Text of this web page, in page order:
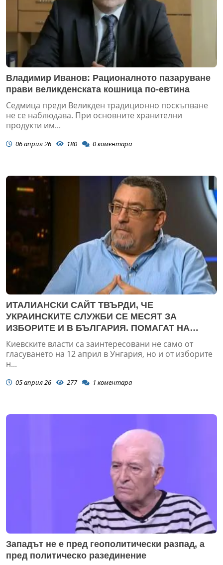
Владимир Иванов: Рационалното пазаруване
прави великденската кошница по-евтина
Седмица преди Великден традиционно поскъпване
не се наблюдава. При основните хранителни
продукти им...
06 април 26 180 0коментара
ИТАЛИАНСКИ САЙТ ТВЪРДИ, ЧЕ
УКРАИНСКИТЕ СЛУЖБИ СЕ МЕСЯТ ЗА
ИЗБОРИТЕ И В БЪЛГАРИЯ. ПОМАГАТ НА
ОПРЕДЕЛЕНИ ПАРТИИ И НАЛАГАТ
ПРОУКРАИНСКИ НАРАТИВИ СРЕД МЛАДИТЕ
БЪЛГАРИ
Киевските власти са заинтересовани не само от
гласуването на 12 април в Унгария, но и от изборите
н...
05 април 26 277 1 коментара
Западът не е пред геополитически разпад, а
пред политическо разединение